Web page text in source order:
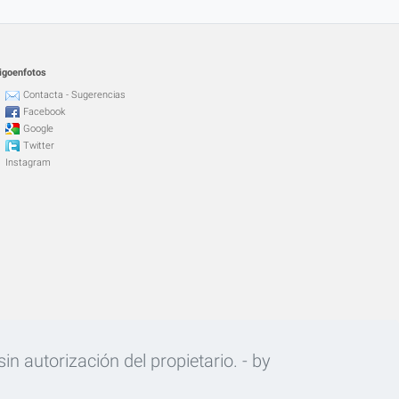
Contacta - Sugerencias
Facebook
Google
Twitter
Instagram
autorización del propietario. - by